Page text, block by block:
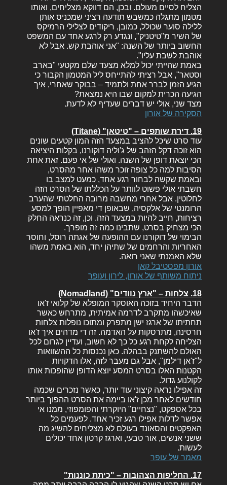
הצליח לסיים מעולם. ובכן, הם דווקא מצליחים, ואותו
מטמון מתגלה כמשבש תודעה רציני שמכניס אותן
ללילה סוער שכולל, כמובן, ריקודים לצלילי הרמיקס
של השיר מ"טיטניק", ונגדע רק לרגע אחד עם המשפט
החשוב ביותר של השנה: "אני אוהבת קש. אבל לא
אוהבת לשבת עליו".
באמת שהייתי יכול למלא מצעד שלם מקטעי "בארב
וסטאר", אבל רציתי להתייחס ליל המטמון הקבור כי
הגיע הזמן לברר אחת ולתמיד – בבוקר שאחרי, איך
הגיעה הכרית למקום שבו היא נמצאת?
מצד שני, אולי יש דברים שעדיף לא לדעת.
הסקירה של אורון
19. דירת שותפים – "טיטאן" (Titane)
עוד סרט שיכל להציב במצעד הזה המון קטעים שונים
הוא זוכה דקל הזהב של ג'וליה דוקורנו, בקלות היציאה
הכי יוצאת דופן של השנה. ואולי של אי פעם. זאת אחת
הסיבות למה כל צופה זוכר משהו אחר מהסרט,
ובאמת שקשה לבחור רגע אחד, כמעט למצב בו
חשבתי אולי פשוט לוותר על הכללתו של הסרט הזה
לחלוטין. אבל אחרי מחשבה מרובה החלטתי שהערב
הרומנטי של אלקסיה, שבאופן די מאפיין הופך למסע
רציחות, חייב להיות במצעד הזה. וכן, זה כנראה החלק
הכי מצחיק בסרט, שתבינו כמה זה מופרך.
הבימוי של דוקורנו עם ההופעה של אגתה רוסל, וחוסר
האחריות והרחמים של שתיהן יחד, הוא באמת משהו
שלא האמנתי שאני רואה.
אורון מפסטיבל קאן
ניתוח משותף של אורון, לירון ועופר
18. צלחות – "ארץ נוודים" (Nomadland)
הדבר היחיד בזוכה האוסקר המופלא של קלואי ז'או
שאיכשהו מתקרב לדרמה אמיתית, מתרחש כאשר
תחתיתו של ארגז ישן מתפרק ומתוכו נופלות צלחות
חרסינה, מתרסקות על האדמה. זה די מדהים איך ז'או
הצליחה לקחת רגע כל כך לא חשוב, ועדיין לגרום לכל
האולם להשתנק בבהלה. כאן נכנסות כל ההשוואות
ל"ז'אן דילמן", אבל גם מעבר לזה, אלו הדקויות
הקטנות האלו בסרט המסע יוצא הדופן שהופכות אותו
לקולנוע גדול.
זה אפילו נראה קיצוני עוד יותר, כאשר נזכרים שכמה
חודשים לאחר מכן ז'או ביימה את הסרט ההפוך ביותר
בכל אספקט, "נצחיים" היוקרתי והפומפוזי, ממנו אי
אפשר לדלות אפילו רגע זכיר אחד. לפעמים כל
האפקטים והסאונד בעולם לא מצליחים להשיג מה
ששני אנשים, אור טבעי, וארגז קרטון אחד יכולים
לעשות.
מאמר של עופר
17. החליפות הצהובות – "כיתת כוננות"